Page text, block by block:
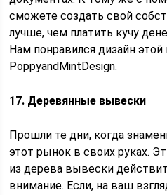
сможете создать свой
лучше, чем платить кучу
Нам понравился дизайн этой
PoppyandMintDesign.
17. Деревянные вывески
Прошли те дни, когда
этот рынок в своих руках.
из дерева вывески
внимание. Если, на ваш